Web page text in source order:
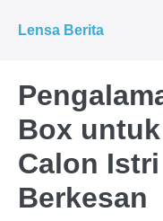
Lensa Berita
Box
Calon
Berkesan